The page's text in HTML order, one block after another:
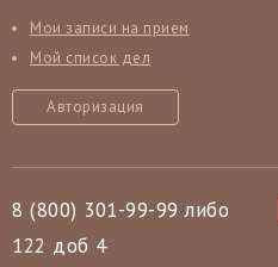
Мои записи на прием
Мой список дел
Авторизация
8 (800) 301-99-99 либо
122 доб 4